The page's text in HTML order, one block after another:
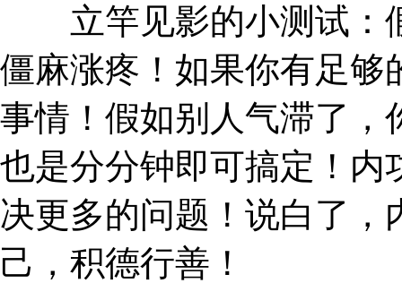
立竿见影的小测试：
僵麻涨疼！如果你有足够
事情！假如别人气滞了，
也是分分钟即可搞定！内
决更多的问题！说白了
己，积德行善！